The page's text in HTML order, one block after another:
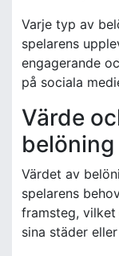
Varje typ av
spelarens
engagerande
på sociala
Värde
belöning
Värdet av
spelarens
framsteg,
sina städer